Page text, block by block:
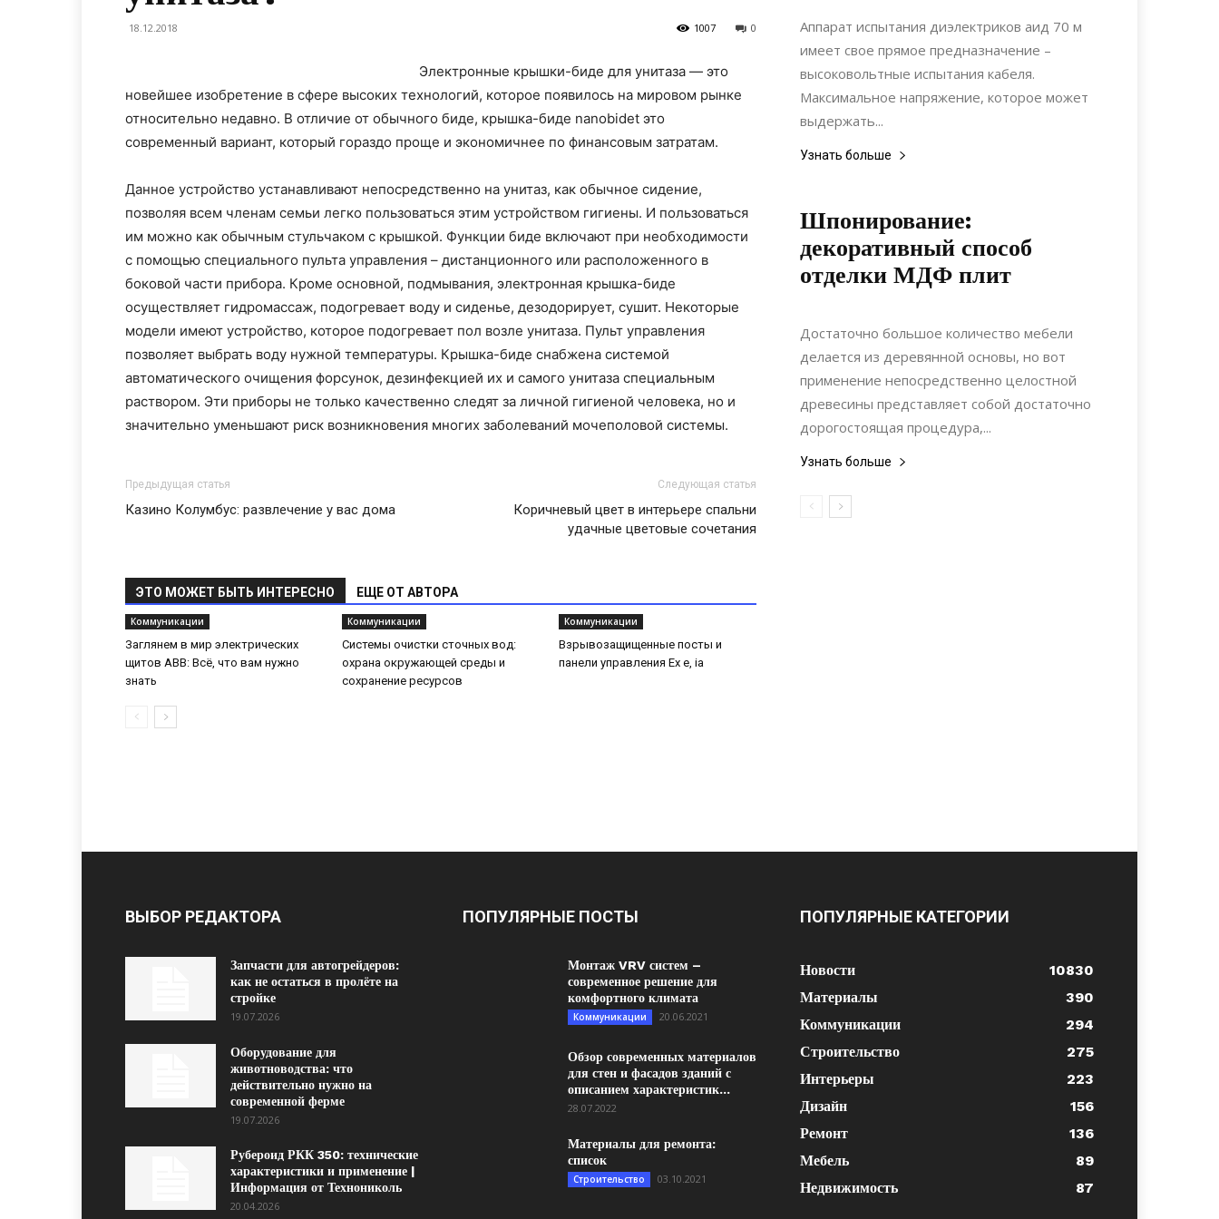
18.12.2018 0
1007
Электронные крышки-биде для унитаза — это
новейшее изобретение в сфере высоких технологий, которое появилось на мировом рынке
относительно недавно. В отличие от обычного биде, крышка-биде nanobidet это
современный вариант, который гораздо проще и экономичнее по финансовым затратам.
Данное устройство устанавливают непосредственно на унитаз, как обычное сидение,
позволяя всем членам семьи легко пользоваться этим устройством гигиены. И пользоваться
им можно как обычным стульчаком с крышкой. Функции биде включают при необходимости
с помощью специального пульта управления – дистанционного или расположенного в
боковой части прибора. Кроме основной, подмывания, электронная крышка-биде
осуществляет гидромассаж, подогревает воду и сиденье, дезодорирует, сушит. Некоторые
модели имеют устройство, которое подогревает пол возле унитаза. Пульт управления
позволяет выбрать воду нужной температуры. Крышка-биде снабжена системой
автоматического очищения форсунок, дезинфекцией их и самого унитаза специальным
раствором. Эти приборы не только качественно следят за личной гигиеной человека, но и
значительно уменьшают риск возникновения многих заболеваний мочеполовой системы.
Предыдущая статья
Казино Колумбус: развлечение у вас дома
Следующая статья
Коричневый цвет в интерьере спальни
удачные цветовые сочетания
ЭТО МОЖЕТ БЫТЬ ИНТЕРЕСНО ЕЩЕ ОТ АВТОРА
Коммуникации
Заглянем в мир электрических
щитов ABB: Всё, что вам нужно
знать
Коммуникации
Системы очистки сточных вод:
охрана окружающей среды и
сохранение ресурсов
Коммуникации
Взрывозащищенные посты и
панели управления Ex e, ia
Аппарат испытания диэлектриков аид 70 м
имеет свое прямое предназначение –
высоковольтные испытания кабеля.
Максимальное напряжение, которое может
выдержать...
Узнать больше
Шпонирование:
декоративный способ
отделки МДФ плит
07.11.2019
Достаточно большое количество мебели
делается из деревянной основы, но вот
применение непосредственно целостной
древесины представляет собой достаточно
дорогостоящая процедура,...
Узнать больше
ВЫБОР РЕДАКТОРА
Запчасти для автогрейдеров:
как не остаться в пролёте на
стройке
19.07.2026
Оборудование для
животноводства: что
действительно нужно на
современной ферме
19.07.2026
Рубероид РКК 350: технические
характеристики и применение |
Информация от Технониколь
20.04.2026
ПОПУЛЯРНЫЕ ПОСТЫ
Монтаж VRV систем –
современное решение для
комфортного климата
Коммуникации 20.06.2021
Обзор современных материалов
для стен и фасадов зданий с
описанием характеристик...
28.07.2022
Материалы для ремонта:
список
Строительство 03.10.2021
ПОПУЛЯРНЫЕ КАТЕГОРИИ
Новости
10830
Материалы
390
Коммуникации
294
Строительство
275
Интерьеры
223
Дизайн
156
Ремонт
136
Мебель
89
Недвижимость
87